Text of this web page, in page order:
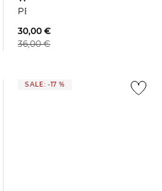
PERFORM MERINO CREW
30,00 €
36,00 €
SALE: -17 %